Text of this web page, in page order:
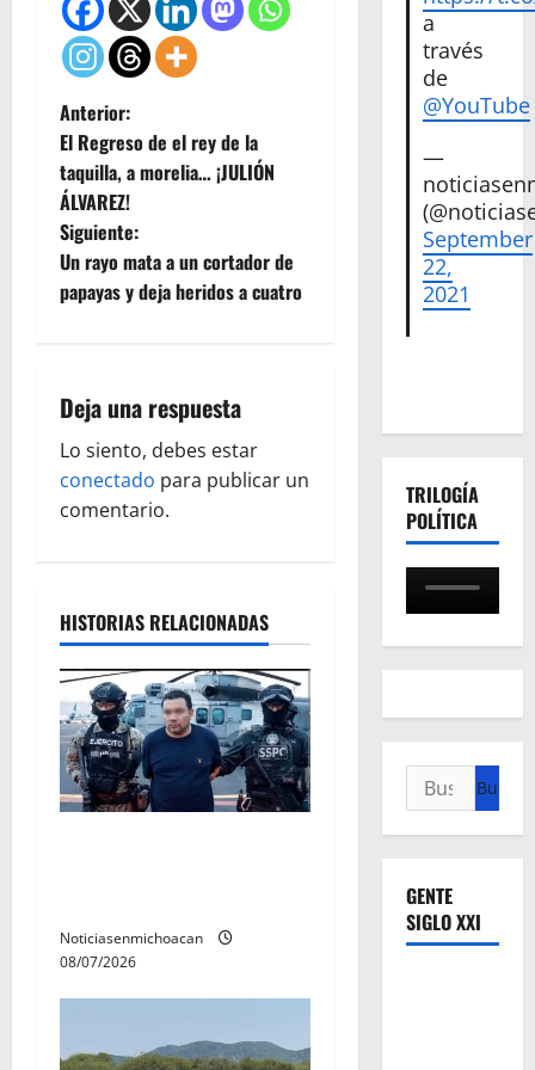
N
a
v
e
c
i
ó
d
e
e
n
t
a
d
Anterior:
El Regreso de el rey de la
taquilla, a morelia… ¡JULIÓN
ÁLVAREZ!
Siguiente:
Un rayo mata a un cortador de
papayas y deja heridos a cuatro
Deja una respuesta
Lo siento, debes estar
conectado para publicar un
comentario.
HISTORIAS RELACIONADAS
Noticiasenmichoacan
08/07/2026
a
través
de
@YouTube
—
September
22,
2021
TRILOGÍA
POLÍTICA
Buscar:
GENTE
SIGLO XXI